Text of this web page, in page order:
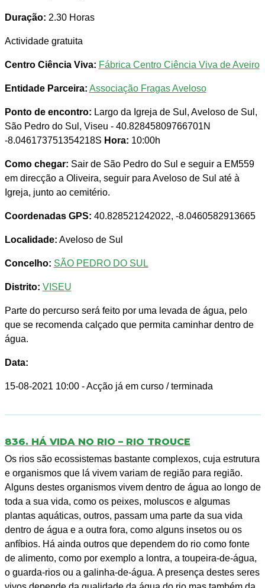
Duração: 2.30 Horas
Actividade gratuita
Centro Ciência Viva: Fábrica Centro Ciência Viva de Aveiro
Entidade Parceira: Associação Fragas Aveloso
Ponto de encontro: Largo da Igreja de Sul, Aveloso de Sul,
São Pedro do Sul, Viseu - 40.82845809766701N
-8.046173751354218S Hora: 10:00h
Como chegar: Sair de São Pedro do Sul e seguir a EM559
em direcção a Oliveira, seguir para Aveloso de Sul até à
Igreja, junto ao cemitério.
Coordenadas GPS: 40.828521242022, -8.0460582913665
Localidade: Aveloso de Sul
Concelho: SÃO PEDRO DO SUL
Distrito: VISEU
Parte do percurso será feito por uma levada de água, pelo
que se recomenda calçado que permita caminhar dentro de
água.
Data:
15-08-2021 10:00 - Acção já em curso / terminada
836. HÁ VIDA NO RIO – RIO TROUCE
Os rios são ecossistemas bastante complexos, cuja estrutura
e organismos que lá vivem variam de região para região.
Alguns destes organismos vivem dentro de água ao longo de
toda a sua vida, como os peixes, moluscos e algumas
plantas aquáticas, outros, passam uma parte da sua vida
dentro de água e a outra fora, como alguns insetos ou os
anfíbios. Há ainda outros que dependem do rio como fonte
de alimento, como por exemplo a lontra, a toupeira-de-água,
o guarda-rios ou a galinha-de-água. A presença destes seres